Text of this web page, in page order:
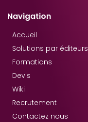
Navigation
Accueil
Solutions par éditeurs
Formations
Devis
Wiki
Recrutement
Contactez nous